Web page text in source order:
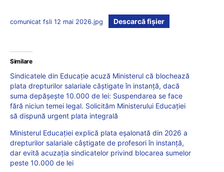
comunicat fsli 12 mai 2026.jpg Descarcă fișier
Similare
Sindicatele din Educație acuză Ministerul că blochează
plata drepturilor salariale câștigate în instanță, dacă
suma depășește 10.000 de lei: Suspendarea se face
fără niciun temei legal. Solicităm Ministerului Educației
să dispună urgent plata integrală
Ministerul Educației explică plata eșalonată din 2026 a
drepturilor salariale câștigate de profesori în instanță,
dar evită acuzația sindicatelor privind blocarea sumelor
peste 10.000 de lei